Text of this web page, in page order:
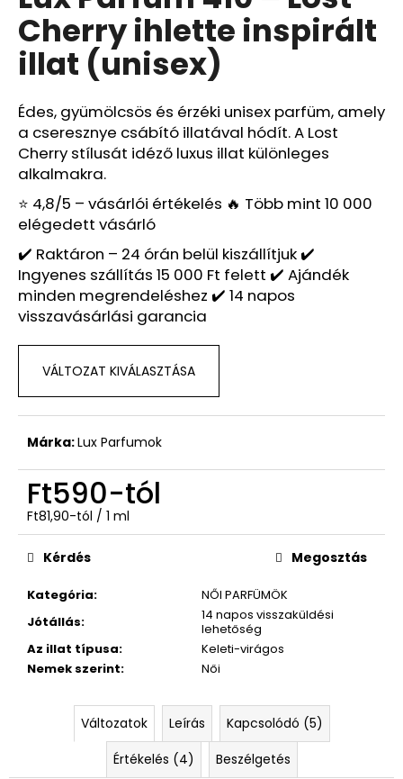
5-
ből
5,0
csillag.
Cherry ihlette inspirált
illat (unisex)
Édes, gyümölcsös és érzéki unisex parfüm, amely
a cseresznye csábító illatával hódít. A Lost
Cherry stílusát idéző luxus illat különleges
alkalmakra.
⭐ 4,8/5 – vásárlói értékelés 🔥 Több mint 10 000
elégedett vásárló
✔️ Raktáron – 24 órán belül kiszállítjuk ✔️
Ingyenes szállítás 15 000 Ft felett ✔️ Ajándék
minden megrendeléshez ✔️ 14 napos
visszavásárlási garancia
VÁLTOZAT KIVÁLASZTÁSA
Márka:Lux Parfumok
Ft590-tól
Egységár:
Ft81,90-tól / 1 ml
Kategória:
NŐI PARFÜMÖK
Jótállás:
14 napos visszaküldési
lehetőség
Az illat típusa:
Keleti-virágos
Nemek szerint: Női
Kérdés Megosztás
Változatok Leírás
Kapcsolódó (5)
Értékelés (4)
Beszélgetés
A
j
n
l
j
u
LUX
PARFUM
143
–
DOLCE
VITA
INSPIRÁLT
ILLAT
DIOR
Ft590